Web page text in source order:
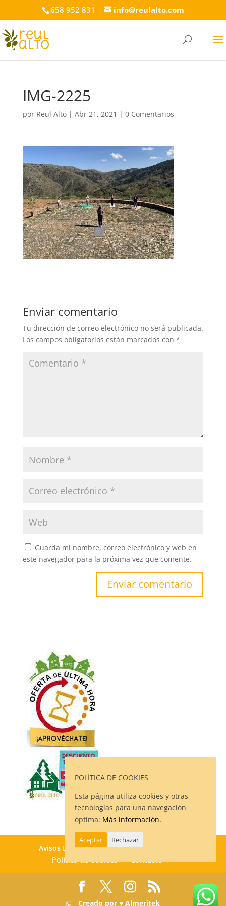
658 952 831 info@reulalto.com
IMG-2225
por Reul Alto| Abr 21, 2021 | 0 Comentarios
Enviar comentario
Tu dirección de correo electrónico no será publicada.
Los campos obligatorios están marcados con *
Guarda mi nombre, correo electrónico y web en
este navegador para la próxima vez que comente.
Avisos Legales
Política de Privacidad
Política de Cookies
Contacto
© -Creado por ♥ Almeritek
POLÍTICA DE COOKIES
Esta página utiliza cookies y otras
tecnologías para una navegación
óptima: Más información.
Aceptar Rechazar